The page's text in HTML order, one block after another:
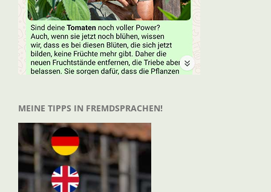
MEINE TIPPS IN FREMDSPRACHEN!